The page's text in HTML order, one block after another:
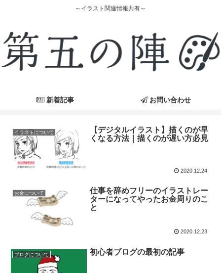
～イラスト関連情報共有～
新着記事 お問い合わせ
イラストについて
【デジタルイラスト】描くのが早
くなる方法｜描くのが遅い方必見
2020.12.24
お金について
仕事を辞めフリーのイラストレー
ターになってやったお金周りのこ
と
2020.12.23
ブログについて 初心者ブログの最初の記事